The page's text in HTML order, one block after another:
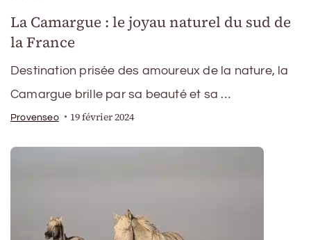
La Camargue : le joyau naturel du sud de
la France
Destination prisée des amoureux de la nature, la
Camargue brille par sa beauté et sa …
Provenseo 19 février 2024